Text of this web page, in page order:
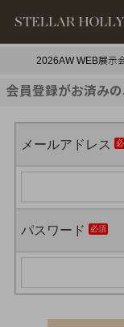
2026AW WEB展示
会員登録がお済み
メールアドレス
パスワード